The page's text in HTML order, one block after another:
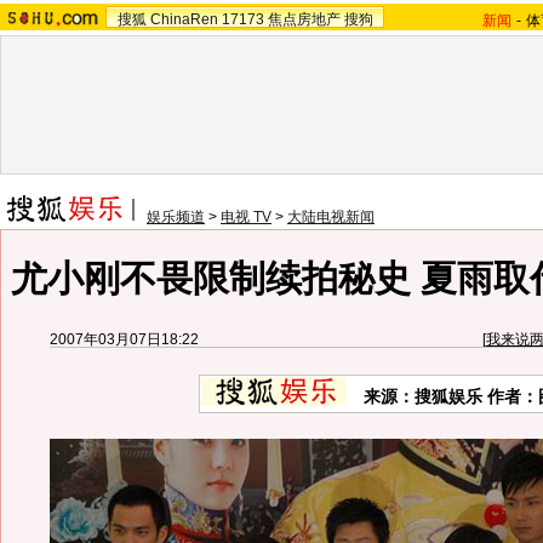
搜狐 ChinaRen 17173 焦点房地产 搜狗 新闻 -
娱乐频道 > 电视 TV > 大陆电视新闻
尤小刚不畏限制续拍秘史 夏雨取
2007年03月07日18:22 [我来说
来源：搜狐娱乐 作者